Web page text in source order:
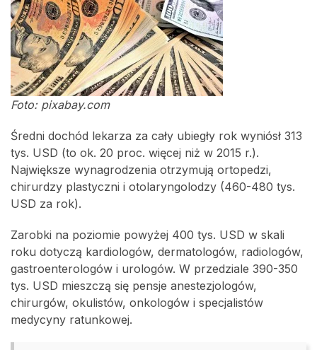
Foto: pixabay.com
Średni dochód lekarza za cały ubiegły rok wyniósł 313
tys. USD (to ok. 20 proc. więcej niż w 2015 r.).
Największe wynagrodzenia otrzymują ortopedzi,
chirurdzy plastyczni i otolaryngolodzy (460-480 tys.
USD za rok).
Zarobki na poziomie powyżej 400 tys. USD w skali
roku dotyczą kardiologów, dermatologów, radiologów,
gastroenterologów i urologów. W przedziale 390-350
tys. USD mieszczą się pensje anestezjologów,
chirurgów, okulistów, onkologów i specjalistów
medycyny ratunkowej.